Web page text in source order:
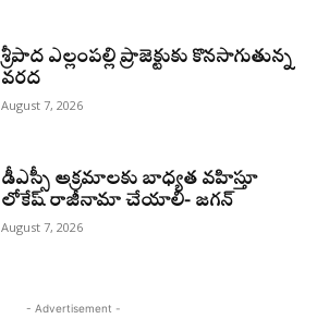
శ్రీపాద ఎల్లంపల్లి ప్రాజెక్టుకు కొనసాగుతున్న
వరద
August 7, 2026
డీఎస్సీ అక్రమాలకు బాధ్యత వహిస్తూ
లోకేష్‌ రాజీనామా చేయాలి- జగన్
August 7, 2026
- Advertisement -